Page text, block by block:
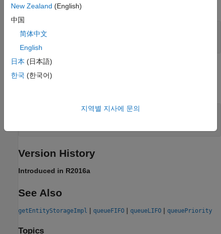
expand all
storage
MATLAB
Examples
Define Storage Element as System Priority
Version History
Introduced in R2016a
See Also
getEntityStorageImpl | queueFIFO | queueLIFO | queuePriority
Topics
New Zealand (English)
中国
简体中文
English
日本 (日本語)
한국 (한국어)
지역별 지사에 문의